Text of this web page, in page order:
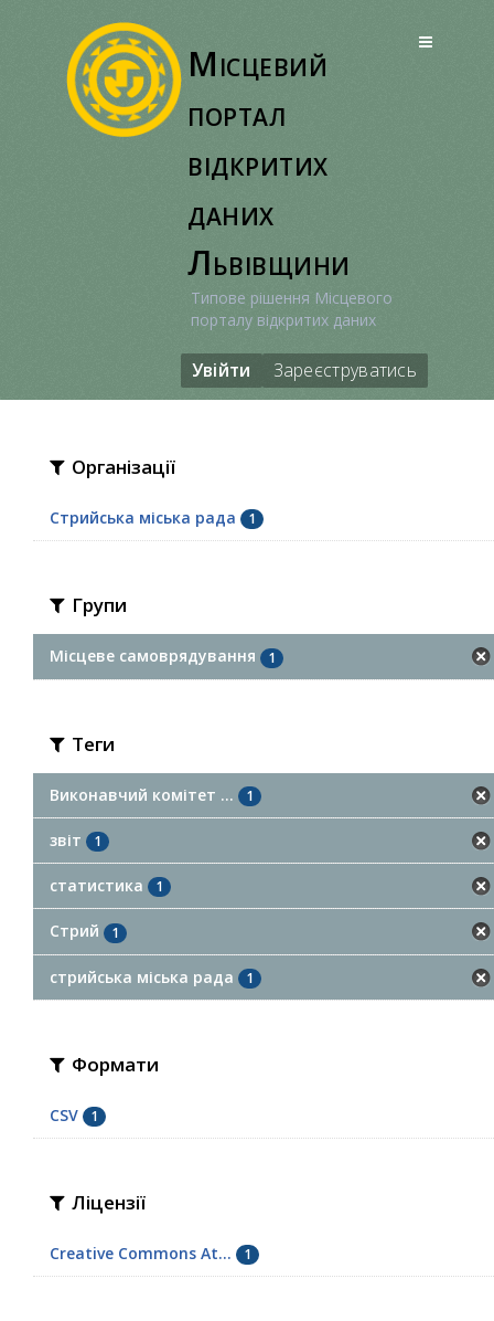
Місцевий
портал
відкритих
даних
Львівщини
Типове рішення Місцевого
порталу відкритих даних
Увійти Зареєструватись
Організації
Стрийська міська рада 1
Групи
Місцеве самоврядування 1
Теги
Виконавчий комітет ... 1
звіт 1
статистика 1
Стрий 1
стрийська міська рада 1
Формати
CSV 1
Ліцензії
Creative Commons At... 1